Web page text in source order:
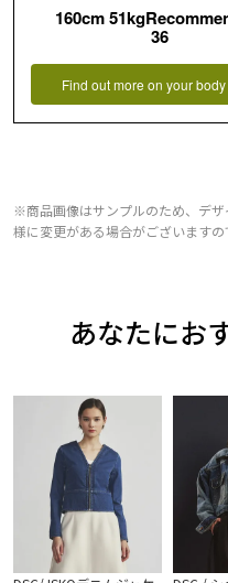
160cm
36
Find out more on your body
※商品画像はサンプルのため、デ
様に変更がある場合がございますの
あなたにお